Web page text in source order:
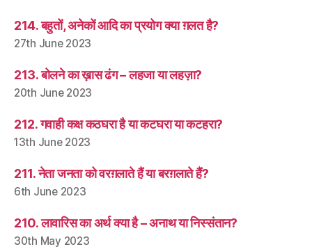
214. बहुतों, अनेकों आदि का प्रयोग क्या ग़लत है?
27th June 2023
213. बोलने का ख़ास ढंग – लहजा या लहज़ा?
20th June 2023
212. गवाही कक्ष कठघरा है या कटघरा या कटहरा?
13th June 2023
211. नेता जनता को वरग़लाते हैं या बरग़लाते हैं?
6th June 2023
210. लावारिस का अर्थ क्या है – अनाथ या निस्संतान?
30th May 2023